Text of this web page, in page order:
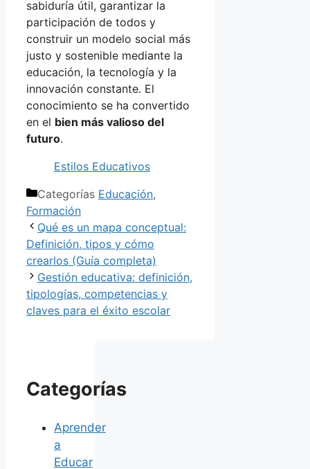
sabiduría útil, garantizar la
participación de todos y
construir un modelo social más
justo y sostenible mediante la
educación, la tecnología y la
innovación constante. El
conocimiento se ha convertido
en el bien más valioso del
futuro.
Estilos Educativos
Categorías Educación,
Formación
Qué es un mapa conceptual:
Definición, tipos y cómo
crearlos (Guía completa)
Gestión educativa: definición,
tipologías, competencias y
claves para el éxito escolar
Categorías
Aprender
a
Educar